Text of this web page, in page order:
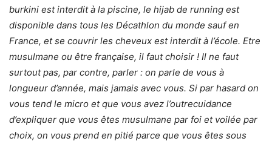
burkini est interdit à la piscine, le hijab de running est
disponible dans tous les Décathlon du monde sauf en
France, et se couvrir les cheveux est interdit à l’école. Etre
musulmane ou être française, il faut choisir ! Il ne faut
surtout pas, par contre, parler : on parle de vous à
longueur d’année, mais jamais avec vous. Si par hasard on
vous tend le micro et que vous avez l’outrecuidance
d’expliquer que vous êtes musulmane par foi et voilée par
choix, on vous prend en pitié parce que vous êtes sous